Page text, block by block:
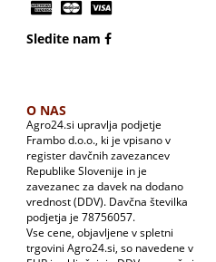
Sledite nam
O NAS
Agro24.si upravlja podjetje
Frambo d.o.o., ki je vpisano v
register davčnih zavezancev
Republike Slovenije in je
zavezanec za davek na dodano
vrednost (DDV). Davčna številka
podjetja je 78756057.
Vse cene, objavljene v spletni
trgovini Agro24.si, so navedene v